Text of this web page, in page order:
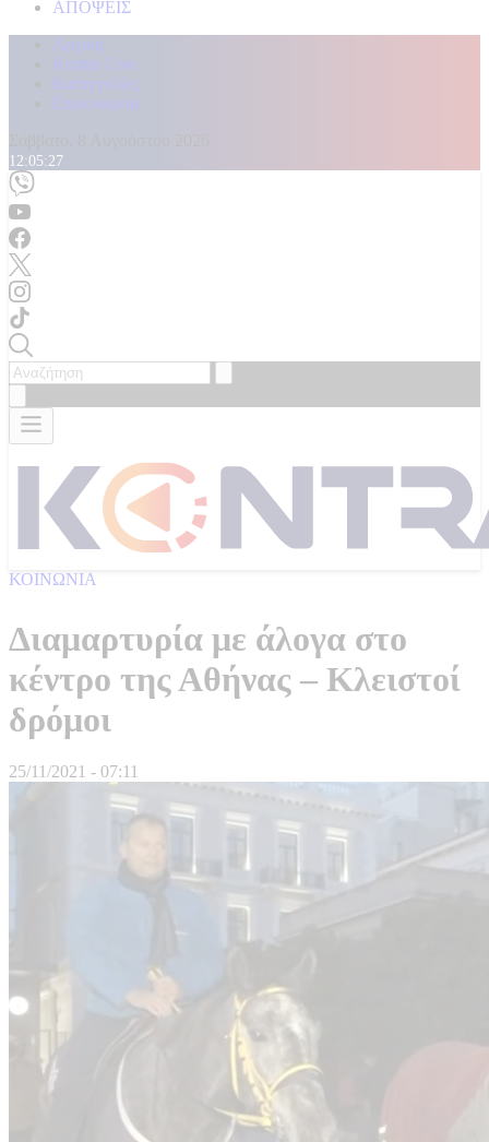
ΑΠΟΨΕΙΣ
Αρχική
Kontra Live
Καταγγελίες
Επικοινωνία
12:05:29
ΚΟΙΝΩΝΙΑ
Διαμαρτυρία με άλογα στο
κέντρο της Αθήνας – Κλειστοί
δρόμοι
25/11/2021 - 07:11